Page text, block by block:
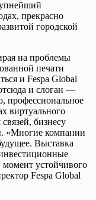
прекрасно
городской
на проблемы
печати
и Fespa Global
и слоган —
профессиональное
виртуального
бизнесу
«Многие компании
Выставка
устойчивого
Fespa Global